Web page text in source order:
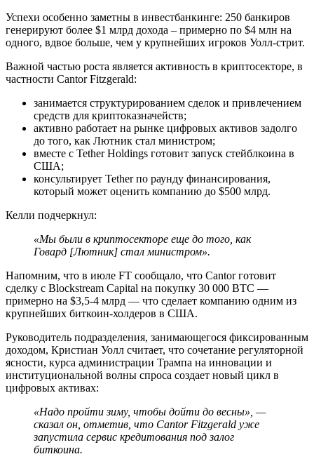
Успехи особенно заметны в инвестбанкинге: 250 банкиров
генерируют более $1 млрд дохода – примерно по $4 млн на
одного, вдвое больше, чем у крупнейших игроков Уолл-стрит.
Важной частью роста является активность в криптосекторе, в
частности Cantor Fitzgerald:
занимается структурированием сделок и привлечением
средств для криптоказначейств;
активно работает на рынке цифровых активов задолго
до того, как Лютник стал министром;
вместе с Tether Holdings готовит запуск стейблкоина в
США;
консультирует Tether по раунду финансирования,
который может оценить компанию до $500 млрд.
Келли подчеркнул:
«Мы были в криптосекторе еще до того, как
Говард [Лютник] стал министром».
Напомним, что в июле FT сообщало, что Cantor готовит
сделку с Blockstream Capital на покупку 30 000 BTC —
примерно на $3,5-4 млрд — что сделает компанию одним из
крупнейших биткоин-холдеров в США.
Руководитель подразделения, занимающегося фиксированным
доходом, Кристиан Уолл считает, что сочетание регуляторной
ясности, курса администрации Трампа на инновации и
институциональной волны спроса создает новый цикл в
цифровых активах:
«Надо пройти зиму, чтобы дойти до весны» , —
сказал он, отметив, что Cantor Fitzgerald уже
запустила сервис кредитования под залог
биткоина.